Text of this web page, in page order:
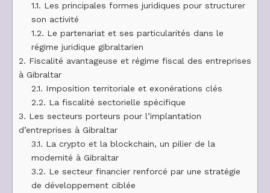
1.1. Les principales formes juridiques pour structurer
son activité
1.2. Le partenariat et ses particularités dans le
régime juridique gibraltarien
2. Fiscalité avantageuse et régime fiscal des entreprises
à Gibraltar
2.1. Imposition territoriale et exonérations clés
2.2. La fiscalité sectorielle spécifique
3. Les secteurs porteurs pour l’implantation
d’entreprises à Gibraltar
3.1. La crypto et la blockchain, un pilier de la
modernité à Gibraltar
3.2. Le secteur financier renforcé par une stratégie
de développement ciblée